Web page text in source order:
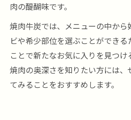
肉の醍醐味です。
焼肉牛炭では、メニューの中か
ビや希少部位を選ぶことができ
ことで新たなお気に入りを見つけ
焼肉の奥深さを知りたい方には、
てみることをおすすめします。